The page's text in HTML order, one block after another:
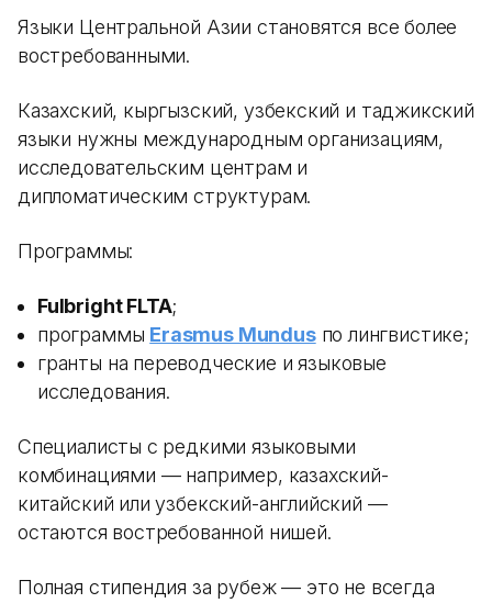
Языки Центральной Азии становятся все более
востребованными.
Казахский, кыргызский, узбекский и таджикский
языки нужны международным организациям,
исследовательским центрам и
дипломатическим структурам.
Программы:
Fulbright FLTA;
программы Erasmus Mundusпо лингвистике;
гранты на переводческие и языковые
исследования.
Специалисты с редкими языковыми
комбинациями — например, казахский-
китайский или узбекский-английский —
остаются востребованной нишей.
Полная стипендия за рубеж — это не всегда